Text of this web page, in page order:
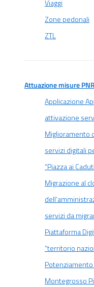
Viaggi
Zone pedonali
ZTL
Attuazione misure
Applicazione
attivazione
Miglioramento
servizi digitali
“Piazza ai
Migrazione al
servizi da
Piattaforma
“territorio
Montegrosso